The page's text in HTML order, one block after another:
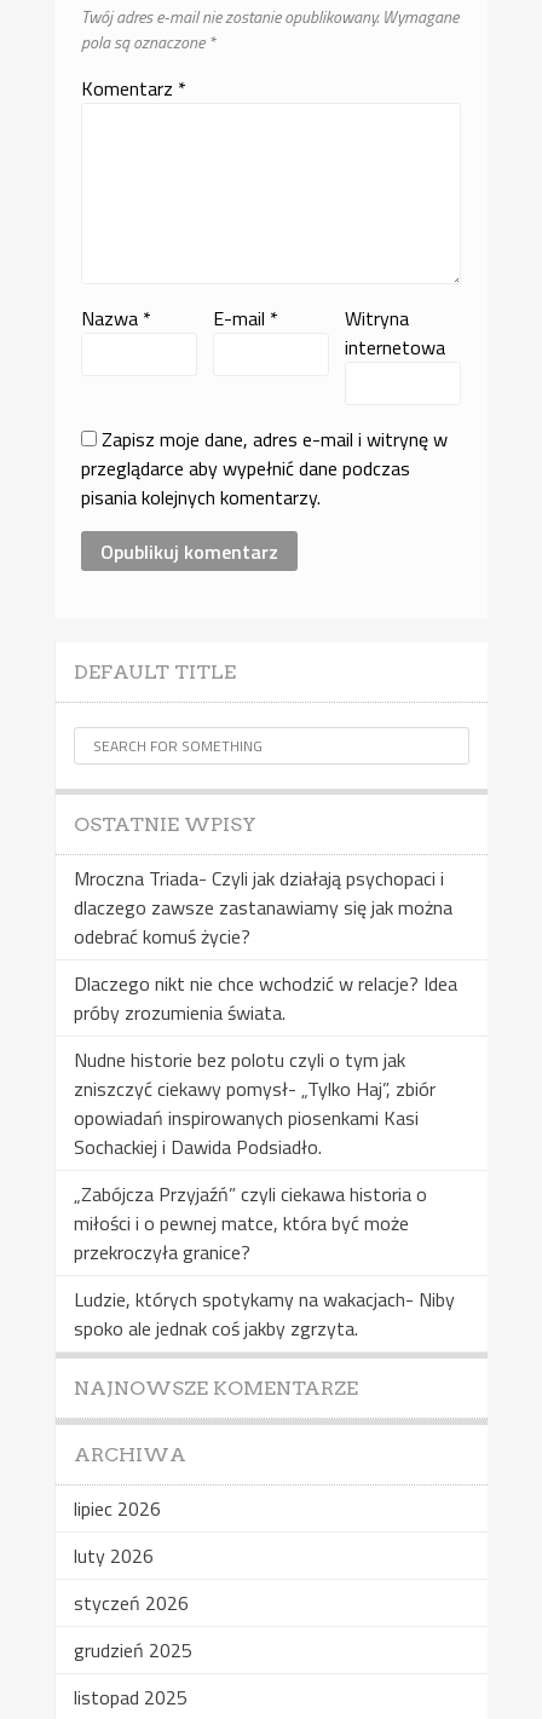
Twój adres e-mail nie zostanie opublikowany. Wymagane
pola są oznaczone*
Komentarz *
Nazwa * E-mail *
Witryna
internetowa
Zapisz moje dane, adres e-mail i witrynę w
przeglądarce aby wypełnić dane podczas
pisania kolejnych komentarzy.
DEFAULT TITLE
OSTATNIE WPISY
Mroczna Triada- Czyli jak działają psychopaci i
dlaczego zawsze zastanawiamy się jak można
odebrać komuś życie?
Dlaczego nikt nie chce wchodzić w relacje? Idea
próby zrozumienia świata.
Nudne historie bez polotu czyli o tym jak
zniszczyć ciekawy pomysł- „Tylko Haj”, zbiór
opowiadań inspirowanych piosenkami Kasi
Sochackiej i Dawida Podsiadło.
„Zabójcza Przyjaźń” czyli ciekawa historia o
miłości i o pewnej matce, która być może
przekroczyła granice?
Ludzie, których spotykamy na wakacjach- Niby
spoko ale jednak coś jakby zgrzyta.
NAJNOWSZE KOMENTARZE
ARCHIWA
lipiec 2026
luty 2026
styczeń 2026
grudzień 2025
listopad 2025